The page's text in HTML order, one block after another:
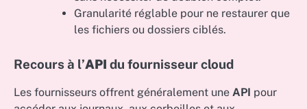
Granularité réglable pour ne restaurer que
les fichiers ou dossiers ciblés.
Recours à l’API du fournisseur cloud
Les fournisseurs offrent généralement une API pour